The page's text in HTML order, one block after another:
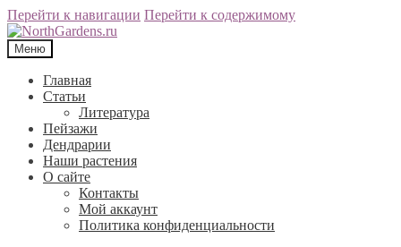
Перейти к навигации Перейти к содержимому
Меню
Главная
Статьи
Литература
Пейзажи
Дендрарии
Наши растения
О сайте
Контакты
Мой аккаунт
Политика конфиденциальности